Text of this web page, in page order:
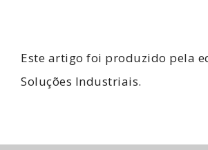
Este artigo foi produzido pela
Soluções Industriais.